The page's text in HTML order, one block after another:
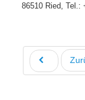
86510 Ried, Tel.: